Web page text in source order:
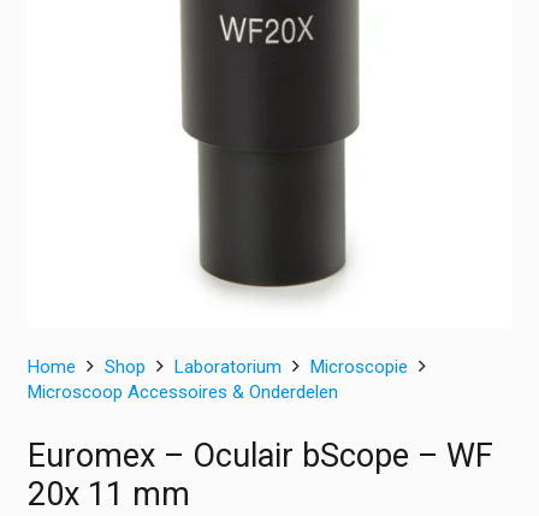
Home Shop Laboratorium
Microscopie
Microscoop Accessoires & Onderdelen
Euromex – Oculair bScope – WF
20x 11 mm